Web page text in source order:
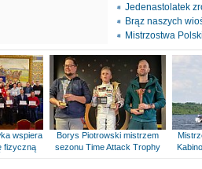
Jedenastolatek
Brąz naszych
Mistrzostwa
wspiera
fizyczną
Borys Piotrowski mistrzem
sezonu Time Attack Trophy